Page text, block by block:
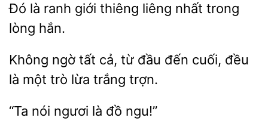
là ranh giới thiêng liêng
trong
hắn.
ngờ tất cả, từ
cuối, đều
là một trò lừa trắng trợn.
“Ta đồ ngu!”